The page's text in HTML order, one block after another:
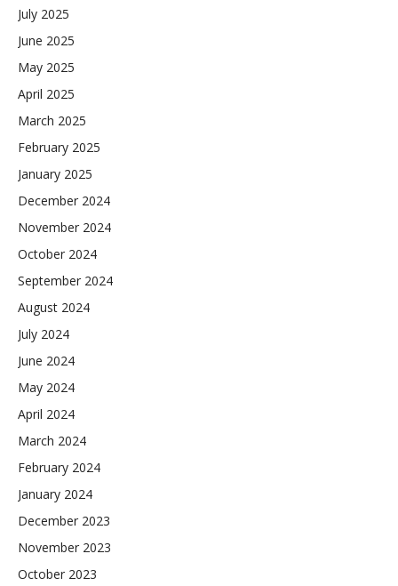
July 2025
June 2025
May 2025
April 2025
March 2025
February 2025
January 2025
December 2024
November 2024
October 2024
September 2024
August 2024
July 2024
June 2024
May 2024
April 2024
March 2024
February 2024
January 2024
December 2023
November 2023
October 2023